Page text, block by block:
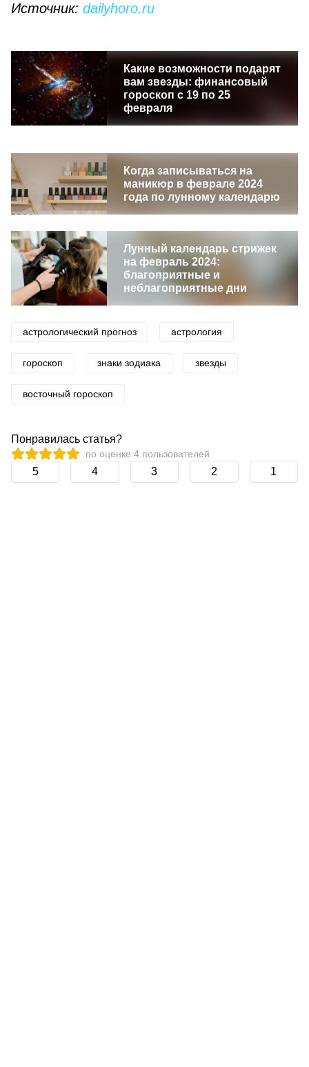
Источник: dailyhoro.ru
Какие возможности подарят
вам звезды: финансовый
гороскоп с 19 по 25
февраля
Когда записываться на
маникюр в феврале 2024
года по лунному календарю
Лунный календарь стрижек
на февраль 2024:
благоприятные и
неблагоприятные дни
астрологический прогноз астрология
гороскоп знаки зодиака звезды
восточный гороскоп
Понравилась статья?
по оценке 4 пользователей
5 4 3 2 1